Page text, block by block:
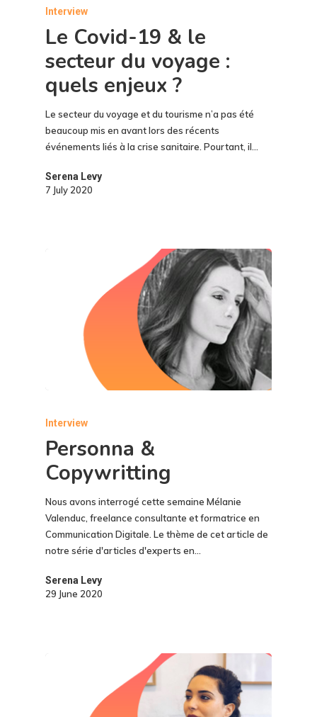
Interview
Le Covid-19 & le
secteur du voyage :
quels enjeux ?
Le secteur du voyage et du tourisme n’a pas été
beaucoup mis en avant lors des récents
événements liés à la crise sanitaire. Pourtant, il…
Serena Levy
7 July 2020
Interview
Personna &
Copywritting
Nous avons interrogé cette semaine Mélanie
Valenduc, freelance consultante et formatrice en
Communication Digitale. Le thème de cet article de
notre série d'articles d'experts en…
Serena Levy
29 June 2020